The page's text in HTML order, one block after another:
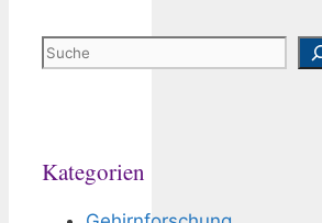
Suchen
Kategorien